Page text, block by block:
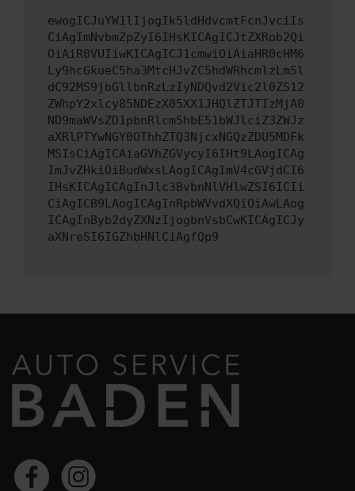
ewogICJuYW1lIjogIk5ldHdvcmtFcnJvciIs
CiAgImNvbmZpZyI6IHsKICAgICJtZXRob2Qi
OiAiR0VUIiwKICAgICJ1cmwiOiAiaHR0cHM6
Ly9hcGkueC5ha3MtcHJvZC5hdWRhcmlzLm5l
dC92MS9jbGllbnRzLzIyNDQvd2Vic2l0ZS12
ZWhpY2xlcy85NDEzX05XX1JHQlZTJTIzMjA0
ND9maWVsZD1pbnRlcm5hbE51bWJlciZ3ZWJz
aXRlPTYwNGY0OThhZTQ3NjcxNGQzZDU5MDFk
MSIsCiAgICAiaGVhZGVycyI6IHt9LAogICAg
ImJvZHkiOiBudWxsLAogICAgImV4cGVjdCI6
IHsKICAgICAgInJlc3BvbnNlVHlwZSI6ICIi
CiAgICB9LAogICAgInRpbWVvdXQiOiAwLAog
ICAgInByb2dyZXNzIjogbnVsbCwKICAgICJy
aXNreSI6IGZhbHNlCiAgfQp9